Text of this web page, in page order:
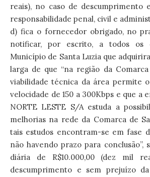
reais), no caso de descumprimento
responsabilidade penal, civil e
d) fica o fornecedor obrigado, no
notificar, por escrito, a todos os
Município de Santa Luzia que
larga de que “na região da
viabilidade técnica da área permite
velocidade de 150 a 300Kbps e que a
NORTE LESTE S/A estuda a
melhorias na rede da Comarca de
tais estudos encontram-se em fase
não havendo prazo para conclusão”,
diária de R$10.000,00 (dez mil
descumprimento e sem prejuízo da